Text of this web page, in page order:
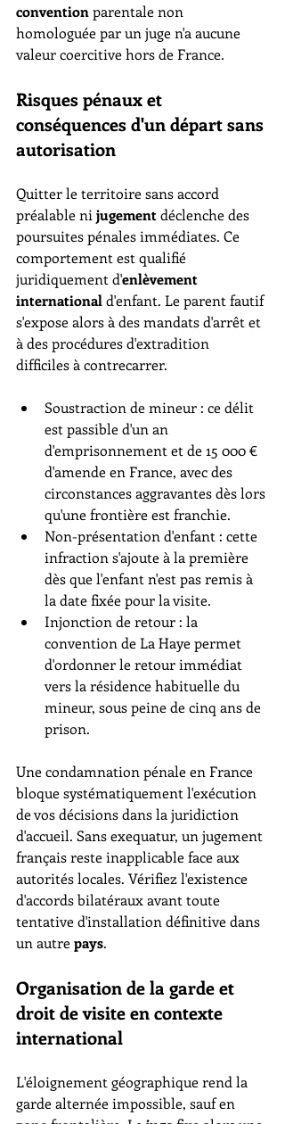
convention parentale non
homologuée par un juge n'a aucune
valeur coercitive hors de France.
Risques pénaux et
conséquences d'un départ sans
autorisation
Quitter le territoire sans accord
préalable ni jugement déclenche des
poursuites pénales immédiates. Ce
comportement est qualifié
juridiquement d'enlèvement
international d'enfant. Le parent fautif
s'expose alors à des mandats d'arrêt et
à des procédures d'extradition
difficiles à contrecarrer.
Soustraction de mineur : ce délit
est passible d'un an
d'emprisonnement et de 15 000 €
d'amende en France, avec des
circonstances aggravantes dès lors
qu'une frontière est franchie.
Non-présentation d'enfant : cette
infraction s'ajoute à la première
dès que l'enfant n'est pas remis à
la date fixée pour la visite.
Injonction de retour : la
convention de La Haye permet
d'ordonner le retour immédiat
vers la résidence habituelle du
mineur, sous peine de cinq ans de
prison.
Une condamnation pénale en France
bloque systématiquement l'exécution
de vos décisions dans la juridiction
d'accueil. Sans exequatur, un jugement
français reste inapplicable face aux
autorités locales. Vérifiez l'existence
d'accords bilatéraux avant toute
tentative d'installation définitive dans
un autre pays.
Organisation de la garde et
droit de visite en contexte
international
L'éloignement géographique rend la
garde alternée impossible, sauf en